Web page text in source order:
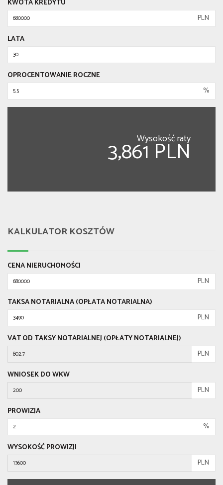
KWOTA KREDYTU
PLN
LATA
OPROCENTOWANIE ROCZNE
%
Wysokość raty
3,861 PLN
KALKULATOR KOSZTÓW
CENA NIERUCHOMOŚCI
PLN
TAKSA NOTARIALNA (OPŁATA NOTARIALNA)
PLN
VAT OD TAKSY NOTARIALNEJ (OPŁATY NOTARIALNEJ)
PLN
WNIOSEK DO WKW
PLN
PROWIZJA
%
WYSOKOŚĆ PROWIZJI
PLN